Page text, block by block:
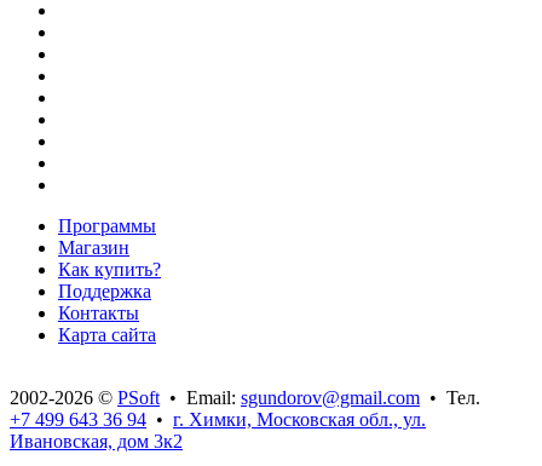
Программы
Магазин
Как купить?
Поддержка
Контакты
Карта сайта
2002-2026 © PSoft • Email: sgundorov@gmail.com • Тел.
+7 499 643 36 94 • г. Химки, Московская обл., ул.
Ивановская, дом 3к2